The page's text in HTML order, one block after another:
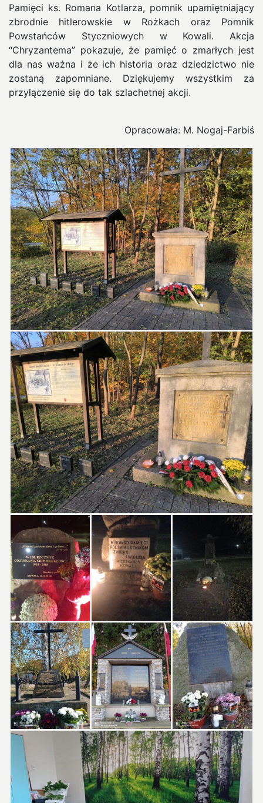
Pamięci ks. Romana Kotlarza, pomnik upamiętniający
zbrodnie hitlerowskie w Rożkach oraz Pomnik
Powstańców Styczniowych w Kowali. Akcja
“Chryzantema” pokazuje, że pamięć o zmarłych jest
dla nas ważna i że ich historia oraz dziedzictwo nie
zostaną zapomniane. Dziękujemy wszystkim za
przyłączenie się do tak szlachetnej akcji.
Opracowała: M. Nogaj-Farbiś